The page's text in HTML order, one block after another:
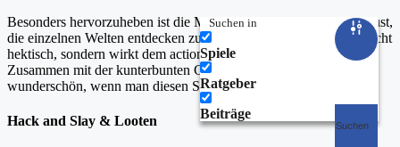
Suchen
Suchen in
Spiele
Ratgeber
Beiträge
Besonders hervorzuheben ist die Musik. Schon der Start macht Lust,
die einzelnen Welten entdecken zu wollen. Dabei ist die Musik nicht
hektisch, sondern wirkt dem actionreichen Gameplay entgegen.
Zusammen mit der kunterbunten Grafik wirkt
wunderschön, wenn man diesen Stil mag.
Hack and Slay & Looten